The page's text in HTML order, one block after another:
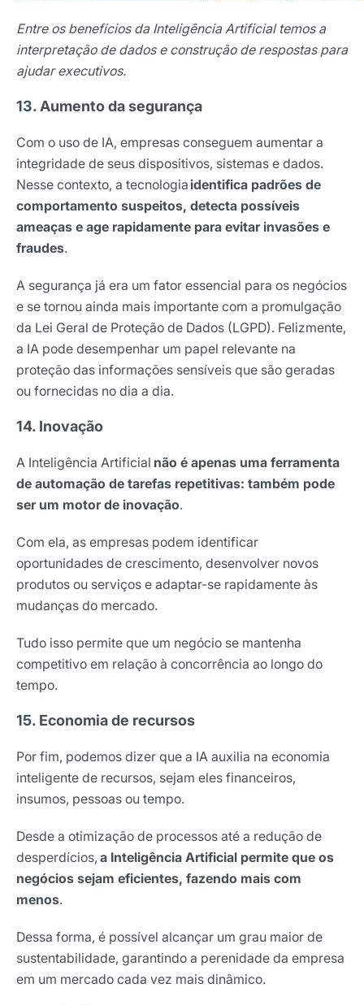
Entre os benefícios da Inteligência Artificial temos a
interpretação de dados e construção de respostas para
ajudar executivos.
13. Aumento da segurança
Com o uso de IA, empresas conseguem aumentar a
integridade de seus dispositivos, sistemas e dados.
Nesse contexto, a tecnologia identifica padrões de
comportamento suspeitos, detecta possíveis
ameaças e age rapidamente para evitar invasões e
fraudes.
A segurança já era um fator essencial para os negócios
e se tornou ainda mais importante com a promulgação
da Lei Geral de Proteção de Dados (LGPD). Felizmente,
a IA pode desempenhar um papel relevante na
proteção das informações sensíveis que são geradas
ou fornecidas no dia a dia.
14. Inovação
A Inteligência Artificial não é apenas uma ferramenta
de automação de tarefas repetitivas: também pode
ser um motor de inovação.
Com ela, as empresas podem identificar
oportunidades de crescimento, desenvolver novos
produtos ou serviços e adaptar-se rapidamente às
mudanças do mercado.
Tudo isso permite que um negócio se mantenha
competitivo em relação à concorrência ao longo do
tempo.
15. Economia de recursos
Por fim, podemos dizer que a IA auxilia na economia
inteligente de recursos, sejam eles financeiros,
insumos, pessoas ou tempo.
Desde a otimização de processos até a redução de
desperdícios, a Inteligência Artificial permite que os
negócios sejam eficientes, fazendo mais com
menos.
Dessa forma, é possível alcançar um grau maior de
sustentabilidade, garantindo a perenidade da empresa
em um mercado cada vez mais dinâmico.